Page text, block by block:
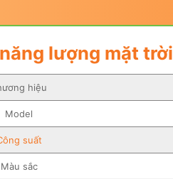
năng lượng mặt trời
hiệu
Model
suất
Màu sắc